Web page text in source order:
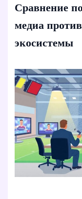
Сравнение
медиа
экосистемы